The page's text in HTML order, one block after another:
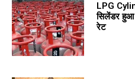
LPG
सिलेंडर हुआ
रेट